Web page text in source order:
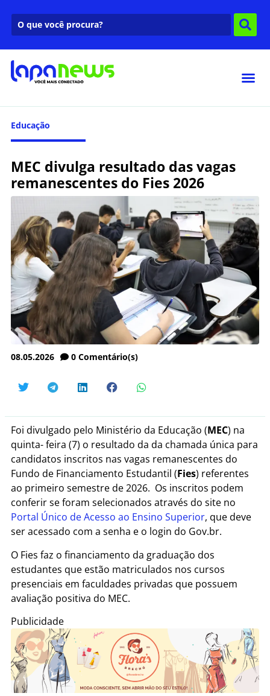
Educação
MEC divulga resultado das vagas
remanescentes do Fies 2026
08.05.2026 0 Comentário(s)
Foi divulgado pelo Ministério da Educação (MEC) na
quinta- feira (7) o resultado da da chamada única para
candidatos inscritos nas vagas remanescentes do
Fundo de Financiamento Estudantil (Fies) referentes
ao primeiro semestre de 2026. Os inscritos podem
conferir se foram selecionados através do site no
Portal Único de Acesso ao Ensino Superior, que deve
ser acessado com a senha e o login do Gov.br.
O Fies faz o financiamento da graduação dos
estudantes que estão matriculados nos cursos
presenciais em faculdades privadas que possuem
avaliação positiva do MEC.
Publicidade